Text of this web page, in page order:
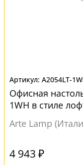
A2054LT-
Офисная
1WH в стиле
Arte Lamp
4 943 ₽